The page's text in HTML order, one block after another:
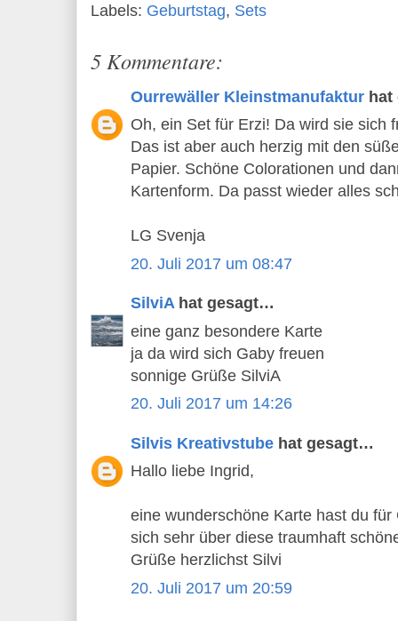
Labels: Geburtstag, Sets
5 Kommentare:
Ourrewäller Kleinstmanufaktur
Oh, ein Set für Erzi! Da wird sie sich
Das ist aber auch herzig mit den
Papier. Schöne Colorationen und
Kartenform. Da passt wieder alles
LG Svenja
20. Juli 2017 um 08:47
SilviAhat gesagt…
eine ganz besondere Karte
ja da wird sich Gaby freuen
sonnige Grüße SilviA
20. Juli 2017 um 14:26
Silvis Kreativstube hat gesagt…
Hallo liebe Ingrid,
eine wunderschöne Karte hast du
sich sehr über diese traumhaft
Grüße herzlichst Silvi
20. Juli 2017 um 20:59